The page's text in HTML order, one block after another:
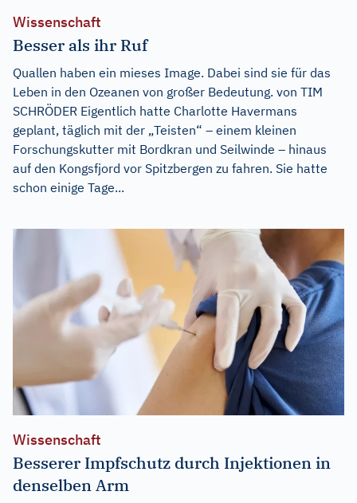
Wissenschaft
Besser als ihr Ruf
Quallen haben ein mieses Image. Dabei sind sie für das
Leben in den Ozeanen von großer Bedeutung. von TIM
SCHRÖDER Eigentlich hatte Charlotte Havermans
geplant, täglich mit der „Teisten“ – einem kleinen
Forschungskutter mit Bordkran und Seilwinde – hinaus
auf den Kongsfjord vor Spitzbergen zu fahren. Sie hatte
schon einige Tage...
Wissenschaft
Besserer Impfschutz durch Injektionen in
denselben Arm